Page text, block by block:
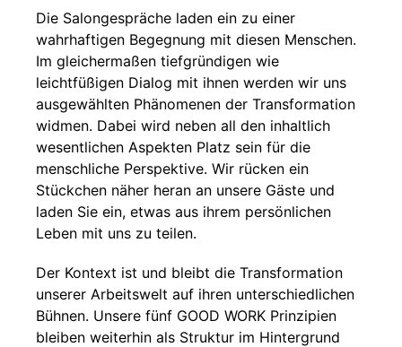
Die Salongespräche laden ein zu einer
wahrhaftigen Begegnung mit diesen Menschen.
Im gleichermaßen tiefgründigen wie
leichtfüßigen Dialog mit ihnen werden wir uns
ausgewählten Phänomenen der Transformation
widmen. Dabei wird neben all den inhaltlich
wesentlichen Aspekten Platz sein für die
menschliche Perspektive. Wir rücken ein
Stückchen näher heran an unsere Gäste und
laden Sie ein, etwas aus ihrem persönlichen
Leben mit uns zu teilen.
Der Kontext ist und bleibt die Transformation
unserer Arbeitswelt auf ihren unterschiedlichen
Bühnen. Unsere fünf GOOD WORK Prinzipien
bleiben weiterhin als Struktur im Hintergrund